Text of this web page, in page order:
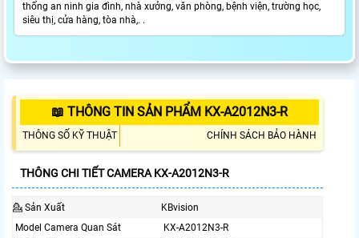
thống an ninh gia đình, nhà xưởng, văn phòng, bệnh viện, trường học,
siêu thị, cửa hàng, tòa nhà,. .
📖 THÔNG TIN SẢN PHẨM KX-A2012N3-R
THÔNG SỐ KỸ THUẬT CHÍNH SÁCH BẢO HÀNH
THÔNG CHI TIẾT CAMERA KX-A2012N3-R
💁 Sản Xuất
KBvision
Model Camera Quan Sát
KX-A2012N3-R